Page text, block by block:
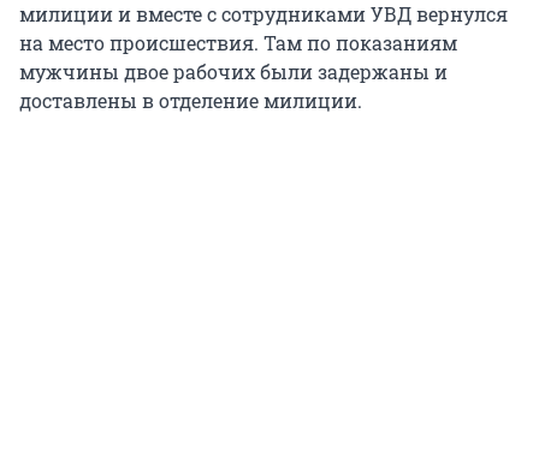
милиции и вместе с сотрудниками УВД вернулся
на место происшествия. Там по показаниям
мужчины двое рабочих были задержаны и
доставлены в отделение милиции.